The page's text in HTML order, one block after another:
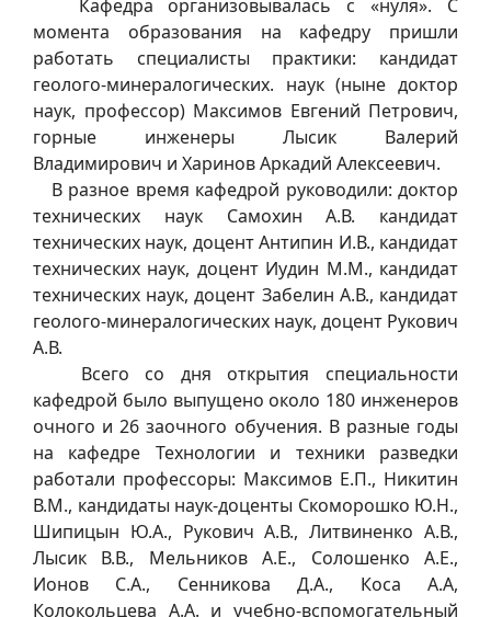
Кафедра организовывалась с «нуля». С
момента образования на кафедру пришли
работать специалисты практики: кандидат
геолого-минералогических. наук (ныне доктор
наук, профессор) Максимов Евгений Петрович,
горные инженеры Лысик Валерий
Владимирович и Харинов Аркадий Алексеевич.
В разное время кафедрой руководили: доктор
технических наук Самохин А.В. кандидат
технических наук, доцент Антипин И.В., кандидат
технических наук, доцент Иудин М.М., кандидат
технических наук, доцент Забелин А.В., кандидат
геолого-минералогических наук, доцент Рукович
А.В.
Всего со дня открытия специальности
кафедрой было выпущено около 180 инженеров
очного и 26 заочного обучения. В разные годы
на кафедре Технологии и техники разведки
работали профессоры: Максимов Е.П., Никитин
В.М., кандидаты наук-доценты Скоморошко Ю.Н.,
Шипицын Ю.А., Рукович А.В., Литвиненко А.В.,
Лысик В.В., Мельников А.Е., Солошенко А.Е.,
Ионов С.А., Сенникова Д.А., Коса А.А,
Колокольцева А.А. и учебно-вспомогательный